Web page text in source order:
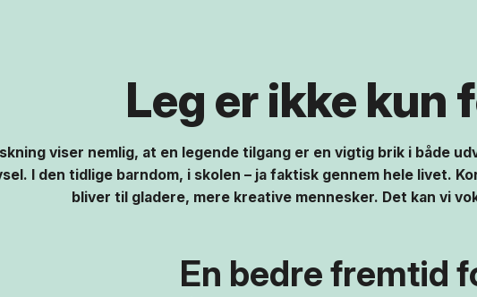
Leg er ikke kun
viser nemlig, at en legende tilgang er en vigtig brik i både
I den tidlige barndom, i skolen – ja faktisk gennem hele livet.
bliver til gladere, mere kreative mennesker. Det kan vi
En bedre fremtid